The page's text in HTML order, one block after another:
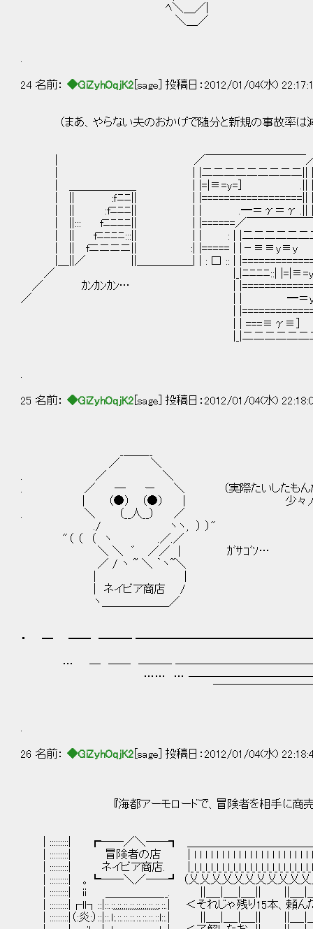
ﾍ＼＿／|
＼＿／
24 名前： ◆GiZyhOqjK2 [sage] 投稿日：2012/01/04(水)
（まあ、やらない夫のおかげで随分と新規の事故率は減
| ／￣￣￣￣￣￣￣￣￣／￣
| | |二二二二二二二二二|| |二二
| ＿＿＿＿＿＿ | |=|≡=y=］ .||
| || :ｆﾆﾆ|| | |==================||
| || :fﾆﾆﾆ|| | | .━＝γ＝γ .||
| ||::: fﾆﾆﾆﾆ|| | |======／￣￣￣￣￣￣￣
| || fﾆﾆﾆﾆ:::|| | | : | |二二二二二二二二
| || fニニニニ|| :| |===== | |－
|＿||／ ||＿＿＿＿＿| | : 口 :: |
／ |_|ﾆﾆﾆﾆ::| |=|≡=y=］
／ ｶﾝｶﾝｶﾝ… |
／ | | ━＝y＝y=
|
| | ===≡γ≡］ ||
|_|二二二二二二二二二||
25 名前： ◆GiZyhOqjK2 [sage] 投稿日：2012/01/04(水)
／ ＼
. ／ ＼
. ／ ― ー ＼ （実際たいしたもんだと
| （●） （●） | 少々人が良過ぎる
. ＼ （__人__） ／
./ ヽヽ, ） ）"
"（ （ （ ヽ .／.／
＼ ＼ ゛ ／／ | ｶﾞｻｺﾞｿ…
／ / ヽ ~ ＼ ｀ヽ~＼
| ネイピア商店 /
ヽ＿＿＿＿＿＿／
・ ━ ━━ ━━━
… ─ ── ───
…… …
26 名前： ◆GiZyhOqjK2 [sage] 投稿日：2012/01/04(水)
『海都アーモロードで、冒険者を相手に商売をし
| :::::::::| ┏──／＼──┓ ＿＿＿＿＿＿＿＿＿＿＿＿
| :::::::::| 冒険者の店 | l l l l l l l l l l l l l l l l l l l l l l l l l
| :::::::::| ネイピア商店.
| :::::::::| 。┗──＼／──┛ （乂乂乂乂乂乂乂乂乂乂乂乂
| :::::::::| ii ＿＿＿＿＿__. ||＿_|＿_|＿_|| ||＿_|＿
| :::::::::|┌ll┐::|::.:;,;;,;;,;;,;;,;;,;;,;;.::.| ＜それじゃ残り15本、
| :::::::::|（:炎:）::|::.l:.::.::.::.::.::.::.::l::.| ||＿_|＿_|＿_|| ||